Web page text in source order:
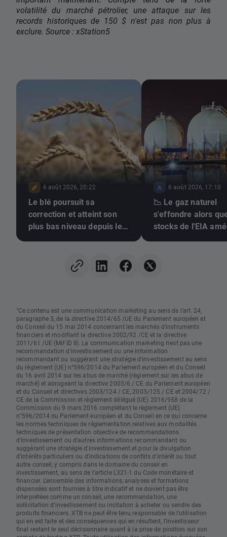
volatilité du marché pétrolier, une attaque sur les
records historiques de 150 $ n'est pas non plus à
exclure. Source : xStation5
6 août 2026, 20:22
Le blé poursuit sa
correction et atteint son
plus bas niveau depuis le
centre de l'attention
6 août 2026, 17:10
📉 Le gaz naturel
s'effondre alors
stocks de l'EIA
"Ce contenu est une communication marketing au sens de l'art. 24,
paragraphe 3, de la directive 2014/65 /UE du Parlement européen et
du Conseil du 15 mai 2014 concernant les marchés d'instruments
financiers et modifiant la directive 2002/92 /CE et la directive
2011/61 /UE (MiFID II). La communication marketing n'est pas une
recommandation d'investissement ou une information
recommandant ou suggérant une stratégie d'investissement au sens
du règlement (UE) n°596/2014 du Parlement européen et du Conseil
du 16 avril 2014 sur les abus de marché (règlement sur les abus de
marché) et abrogeant la directive 2003/6 / CE du Parlement européen
et du Conseil et directives 2003/124 / CE, 2003/125 / CE et 2004/72 /
CE de la Commission et règlement délégué (UE) 2016/958 de la
Commission du 9 mars 2016 complétant le règlement (UE)
n°596/2014 du Parlement européen et du Conseil en ce qui concerne
les normes techniques de réglementation relatives aux modalités
techniques de présentation objective de recommandations
d'investissement ou d'autres informations recommandant ou
suggérant une stratégie d'investissement et pour la divulgation
d'intérêts particuliers ou d'indications de conflits d'intérêt ou tout
autre conseil, y compris dans le domaine du conseil en
investissement, au sens de l'article L321-1 du Code monétaire et
financier. L’ensemble des informations, analyses et formations
dispensées sont fournies à titre indicatif et ne doivent pas être
interprétées comme un conseil, une recommandation, une
sollicitation d’investissement ou incitation à acheter ou vendre des
produits financiers. XTB ne peut être tenu responsable de l’utilisation
qui en est faite et des conséquences qui en résultent, l’investisseur
final restant le seul décisionnaire quant à la prise de position sur son